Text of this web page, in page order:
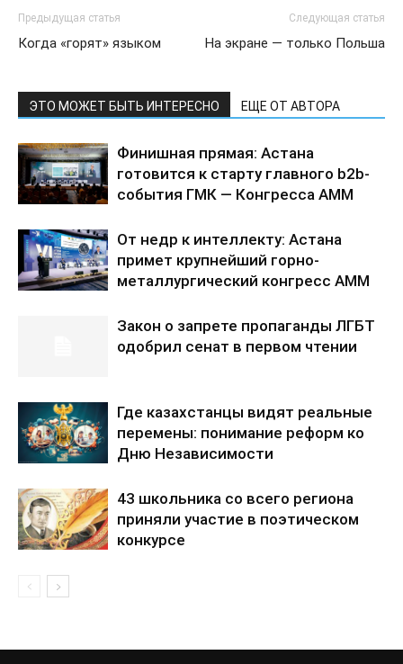
Предыдущая статья
Когда «горят» языком
Следующая статья
На экране — только Польша
ЭТО МОЖЕТ БЫТЬ ИНТЕРЕСНО ЕЩЕ ОТ АВТОРА
Финишная прямая: Астана
готовится к старту главного b2b-
события ГМК — Конгресса AMM
От недр к интеллекту: Астана
примет крупнейший горно-
металлургический конгресс AMM —
Закон о запрете пропаганды ЛГБТ
одобрил сенат в первом чтении
Где казахстанцы видят реальные
перемены: понимание реформ ко
Дню Независимости
43 школьника со всего региона
приняли участие в поэтическом
конкурсе